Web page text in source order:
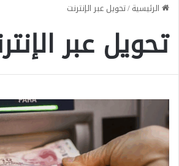
الرئيسية/تحويل عبر الإنترنت
تحويل عبر